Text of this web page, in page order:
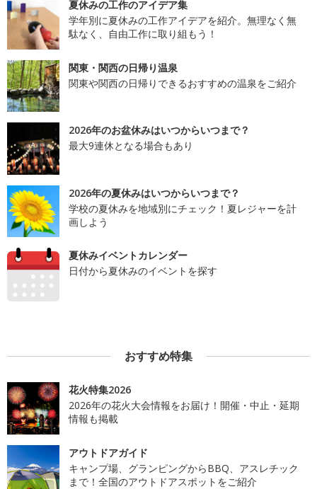
夏休みの工作のアイデア集
学年別に夏休みの工作アイデアを紹介。無理なく無
駄なく、自由工作に取り組もう！
関東・関西の日帰り温泉
関東や関西の日帰りできるおすすめの温泉をご紹介
2026年のお盆休みはいつからいつまで？
最大9連休となる場合もあり
2026年の夏休みはいつからいつまで？
学校の夏休みを地域別にチェック！夏レジャーを計
画しよう
夏休みイベントカレンダー
日付から夏休みのイベントを探す
おすすめ特集
花火特集2026
2026年の花火大会情報をお届け！開催・中止・延期
情報も掲載
アウトドアガイド
キャンプ場、グランピングからBBQ、アスレチック
まで！全国のアウトドアスポットをご紹介